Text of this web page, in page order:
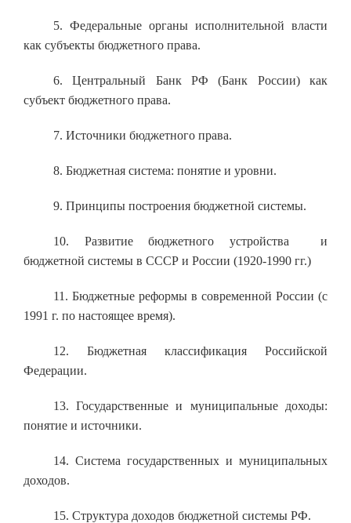
5. Федеральные органы исполнительной власти
как субъекты бюджетного права.
6. Центральный Банк РФ (Банк России) как
субъект бюджетного права.
7. Источники бюджетного права.
8. Бюджетная система: понятие и уровни.
9. Принципы построения бюджетной системы.
10. Развитие бюджетного устройства и
бюджетной системы в СССР и России (1920-1990 гг.)
11. Бюджетные реформы в современной России (с
1991 г. по настоящее время).
12. Бюджетная классификация Российской
Федерации.
13. Государственные и муниципальные доходы:
понятие и источники.
14. Система государственных и муниципальных
доходов.
15. Структура доходов бюджетной системы РФ.